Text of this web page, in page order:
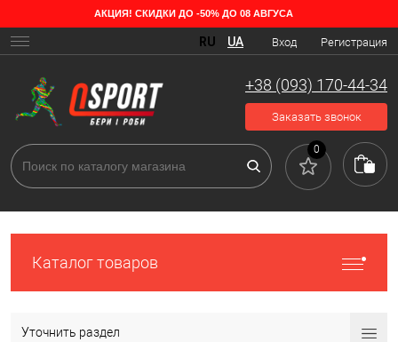
Каждый любитель походов, выездов на охоту и рыбалку на
несколько дней или отдыха в кемпинге знает, какими холодными
бывают ночи на природе даже в разгар лета. Чтобы обезопасить
себя от низких температур, можно тащить с собой кучу теплых
вещей, но это, во-первых, неудобно, а во-вторых, все равно не
гарантирует, что вы проведете ночь спокойно. Поэтому
оптимальным решением будет купить спальный мешок недорого в
нашем интернет-магазине.
Спальные мешки в интернет-магазине OSPORT
АКЦИЯ! СКИДКИ ДО -50% ДО 08 АВГУСА
Вход Регистрация
RU UA
+38 (093) 170-44-34
Заказать звонок
0
Каталог товаров
Уточнить раздел